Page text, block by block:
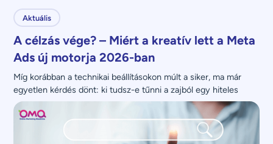
Aktuális
A célzás vége? – Miért a kreatív lett a Meta
Ads új motorja 2026-ban
Míg korábban a technikai beállításokon múlt a siker, ma már
egyetlen kérdés dönt: ki tudsz-e tűnni a zajból egy hiteles
üzenettel?